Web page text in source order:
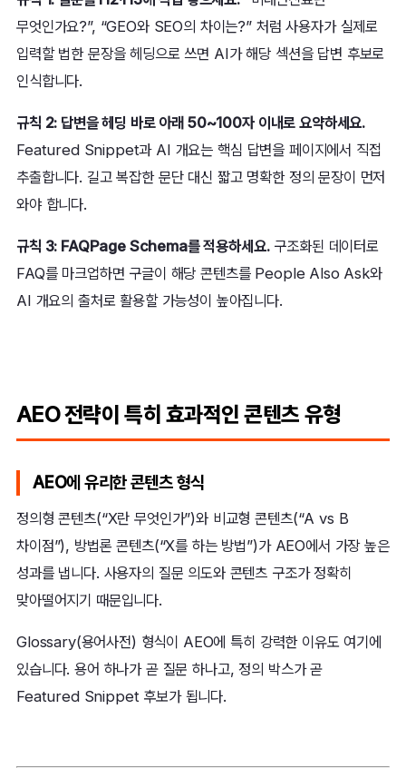
무엇인가요?”, “GEO와 SEO의 차이는?” 처럼 사용자가 실제로
입력할 법한 문장을 헤딩으로 쓰면 AI가 해당 섹션을 답변 후보로
인식합니다.
규칙 2: 답변을 헤딩 바로 아래 50~100자 이내로 요약하세요.
Featured Snippet과 AI 개요는 핵심 답변을 페이지에서 직접
추출합니다. 길고 복잡한 문단 대신 짧고 명확한 정의 문장이 먼저
와야 합니다.
규칙 3: FAQPage Schema를 적용하세요.구조화된 데이터로
FAQ를 마크업하면 구글이 해당 콘텐츠를 People Also Ask와
AI 개요의 출처로 활용할 가능성이 높아집니다.
AEO 전략이 특히 효과적인 콘텐츠 유형
AEO에 유리한 콘텐츠 형식
정의형 콘텐츠(“X란 무엇인가”)와 비교형 콘텐츠(“A vs B
차이점”), 방법론 콘텐츠(“X를 하는 방법”)가 AEO에서 가장 높은
성과를 냅니다. 사용자의 질문 의도와 콘텐츠 구조가 정확히
맞아떨어지기 때문입니다.
Glossary(용어사전) 형식이 AEO에 특히 강력한 이유도 여기에
있습니다. 용어 하나가 곧 질문 하나고, 정의 박스가 곧
Featured Snippet 후보가 됩니다.